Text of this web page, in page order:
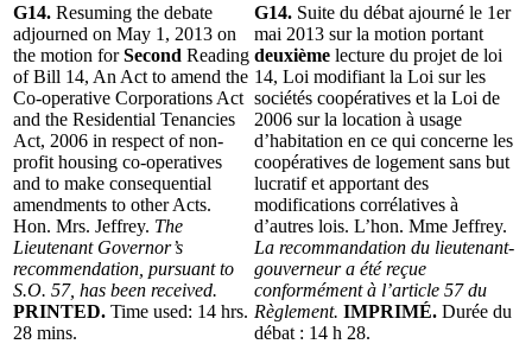
G14. Resuming the debate
adjourned on May 1, 2013 on
the motion forSecond Reading
of Bill 14, An Act to amend the
Co-operative Corporations Act
and the Residential Tenancies
Act, 2006 in respect of non-
profit housing co-operatives
and to make consequential
amendments to other Acts.
Hon. Mrs. Jeffrey. The
Lieutenant Governor’s
recommendation, pursuant to
S.O. 57, has been received.
PRINTED. Time used: 14 hrs.
28 mins.
G14. Suite du débat ajourné le 1er
mai 2013 sur la motion portant
deuxième lecture du projet de loi
14, Loi modifiant la Loi sur les
sociétés coopératives et la Loi de
2006 sur la location à usage
d’habitation en ce qui concerne les
coopératives de logement sans but
lucratif et apportant des
modifications corrélatives à
d’autres lois. L’hon. Mme Jeffrey.
La recommandation du lieutenant-
gouverneur a été reçue
conformément à l’article 57 du
Règlement. IMPRIMÉ. Durée du
débat : 14 h 28.